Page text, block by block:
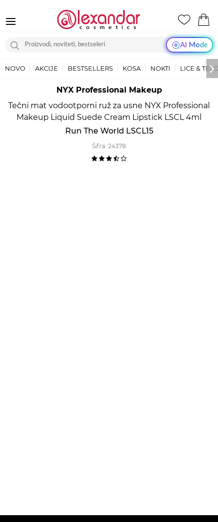
AI Mode
NOVO AKCIJE BESTSELLERS KOSA NOKTI LICE &
NYX Professional Makeup
Tečni mat vodootporni ruž za usne NYX Professional
Makeup Liquid Suede Cream Lipstick LSCL 4ml
Run The World LSCL15
Šifra: 24378